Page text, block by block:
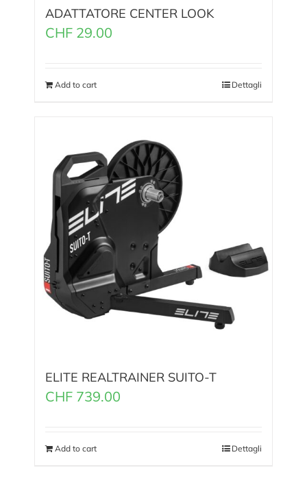
ADATTATORE CENTER LOOK
CHF 29.00
Add to cart Dettagli
ELITE REALTRAINER SUITO-T
CHF 739.00
Add to cart Dettagli